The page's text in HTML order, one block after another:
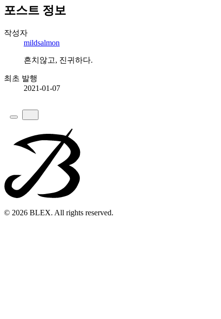
포스트 정보
작성자
mildsalmon
흔치않고, 진귀하다.
최초 발행
2021-01-07
© 2026 BLEX. All rights reserved.